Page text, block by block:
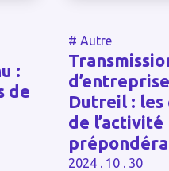
:
de
# Autre
Dutreil :
de l’activité
2024 . 10 . 30